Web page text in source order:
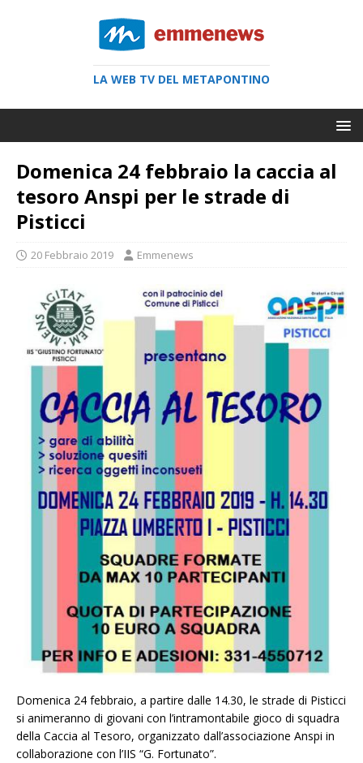
LA WEB TV DEL METAPONTINO
Domenica 24 febbraio la caccia al
tesoro Anspi per le strade di
Pisticci
20 Febbraio 2019 Emmenews
Domenica 24 febbraio, a partire dalle 14.30, le strade di Pisticci
si animeranno di giovani con l’intramontabile gioco di squadra
della Caccia al Tesoro, organizzato dall’associazione Anspi in
collaborazione con l’IIS “G. Fortunato”.